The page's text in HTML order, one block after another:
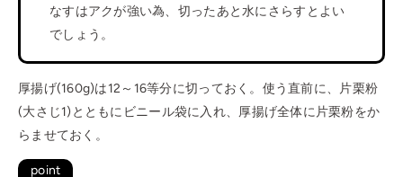
なすはアクが強い為、切ったあと水にさらすとよい
でしょう。
厚揚げ(160g)は12～16等分に切っておく。使う直前に、片栗粉
(大さじ1)とともにビニール袋に入れ、厚揚げ全体に片栗粉をか
らませておく。